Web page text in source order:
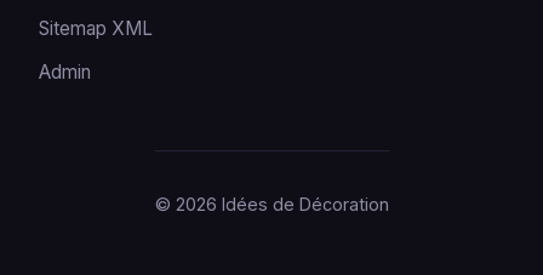
Sitemap XML
Admin
© 2026 Idées de Décoration